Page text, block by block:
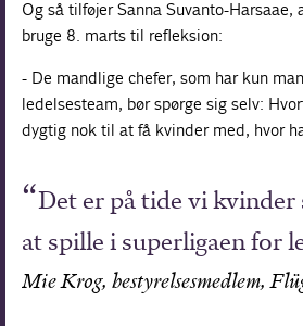
Og så tilføjer Sanna Suvanto-
bruge 8. marts til refleksion:
- De mandlige chefer, som har kun
ledelsesteam, bør spørge sig selv:
dygtig nok til at få kvinder med, hvor
Det er på tide vi
at spille i superligaen for
Mie Krog, bestyrelsesmedlem,